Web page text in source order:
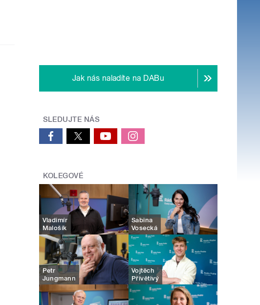
Jak nás naladíte na DABu
SLEDUJTE NÁS
KOLEGOVÉ
Vladimír
Malošík
Sabina
Vosecká
Petr
Jungmann
Vojtěch
Přívětivý